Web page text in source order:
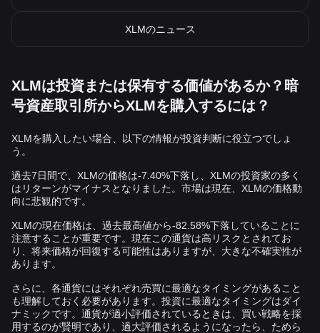
XLMのニュース
XLMは投資または保有する価値があるか？暗
号資産取引所からXLMを購入するには？
XLMを‌購入したい場合、以下の情報が投資判断に役立つでしょ
う。
過去7日間で、XLMの価格は-7.40%下落し、XLMの投資家の多く
はリターンがマイナスとなりました。市場は現在、XLMの価格動
向に悲観的です。
XLMの現在価格は、過去最高値から-82.58%下落していることに
注意することが重要です。現在この通貨は高リスクとされてお
り、将来価格が回復する可能性はありますが、大きな不確実性が
あります。
さらに、各通貨にはそれぞれ売買に最適なタイミングがあること
も理解しておく必要があります。投資に最適なタイミングはダイ
ナミックです。通貨が過小評価されているときは、買い戦略を採
用するのが賢明であり、過大評価されるようになったら、ためら